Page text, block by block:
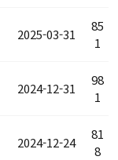
2025-03-31
85
1
2024-12-31
98
1
2024-12-24
81
8